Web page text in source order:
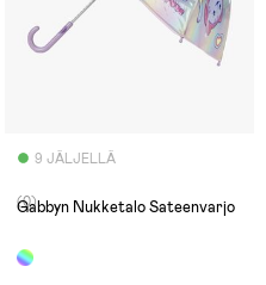
9 JÄLJELLÄ
(0)
Gabbyn Nukketalo Sateenvarjo